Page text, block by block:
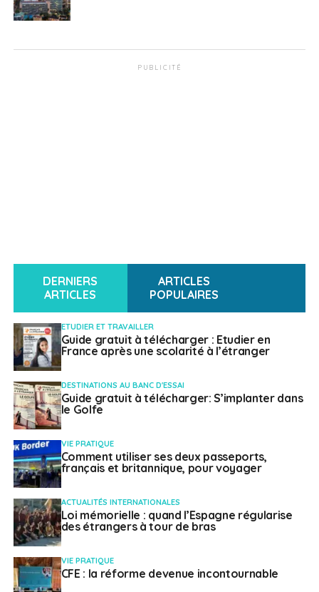
PUBLICITÉ
DERNIERS
ARTICLES
ARTICLES
POPULAIRES
ETUDIER ET TRAVAILLER
Guide gratuit à télécharger : Etudier en
France après une scolarité à l’étranger
DESTINATIONS AU BANC D'ESSAI
Guide gratuit à télécharger: S’implanter dans
le Golfe
VIE PRATIQUE
Comment utiliser ses deux passeports,
français et britannique, pour voyager
ACTUALITÉS INTERNATIONALES
Loi mémorielle : quand l’Espagne régularise
des étrangers à tour de bras
VIE PRATIQUE
CFE : la réforme devenue incontournable